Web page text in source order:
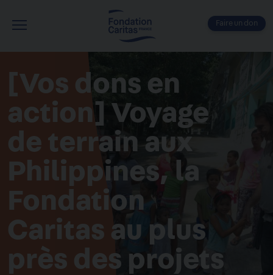
principal
Faire un don
[Vos dons en
action] Voyage
de terrain aux
Philippines, la
Fondation
Caritas au plus
près des projets